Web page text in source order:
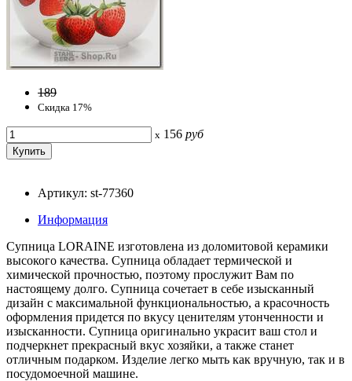
189
Скидка 17%
x 156 руб
Артикул: st-77360
Информация
Супница LORAINE изготовлена из доломитовой керамики
высокого качества. Супница обладает термической и
химической прочностью, поэтому прослужит Вам по
настоящему долго. Супница сочетает в себе изысканный
дизайн с максимальной функциональностью, а красочность
оформления придется по вкусу ценителям утонченности и
изысканности. Супница оригинально украсит ваш стол и
подчеркнет прекрасный вкус хозяйки, а также станет
отличным подарком. Изделие легко мыть как вручную, так и в
посудомоечной машине.